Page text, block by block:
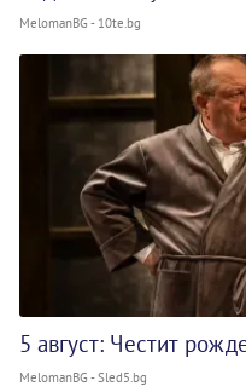
MelomanBG - 10te.bg
5 август: Честит
MelomanBG - Sled5.bg